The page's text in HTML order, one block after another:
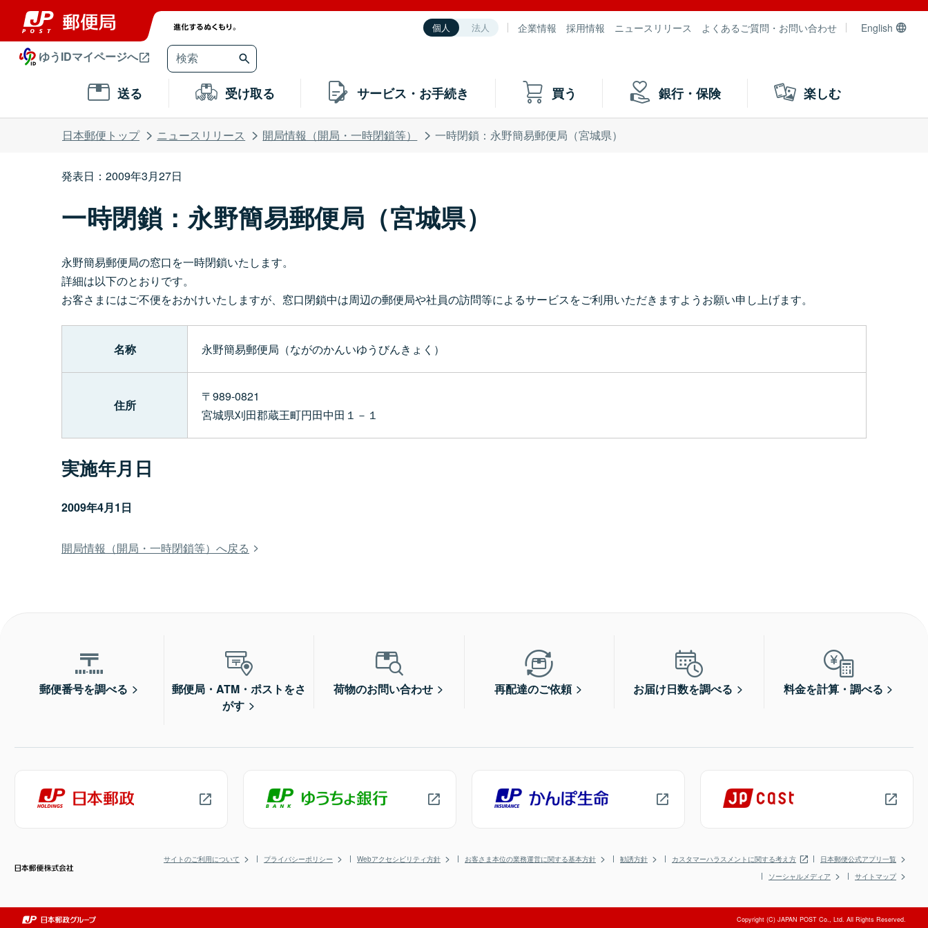
個人 法人 企業情報 採用情報 ニュースリリース よくあるご質問・お問い合わせ English
ゆうIDマイページへ
送る 受け取る サービス・お手続き 買う 銀行・保険 楽しむ
日本郵便トップ ニュースリリース 開局情報（開局・一時閉鎖等） 一時閉鎖：永野簡易郵便局（宮城県）
発表日：2009年3月27日
一時閉鎖：永野簡易郵便局（宮城県）
永野簡易郵便局の窓口を一時閉鎖いたします。
詳細は以下のとおりです。
お客さまにはご不便をおかけいたしますが、窓口閉鎖中は周辺の郵便局や社員の訪問等によるサービスをご利用いただきますようお願い申し上げます。
名称 永野簡易郵便局（ながのかんいゆうびんきょく）
住所
〒989-0821
宮城県刈田郡蔵王町円田中田１－１
実施年月日
2009年4月1日
開局情報（開局・一時閉鎖等）へ戻る
郵便番号を調べる
郵便局・ATM・ポストをさ
がす
荷物のお問い合わせ 再配達のご依頼 お届け日数を調べる 料金を計算・調べる
サイトのご利用について プライバシーポリシー Webアクセシビリティ方針 お客さま本位の業務運営に関する基本方針 勧誘方針 カスタマーハラスメントに関する考え方
日本郵便公式アプリ一覧
ソーシャルメディア
サイトマップ
Copyright (C) JAPAN POST Co., Ltd. All Rights Reserved.